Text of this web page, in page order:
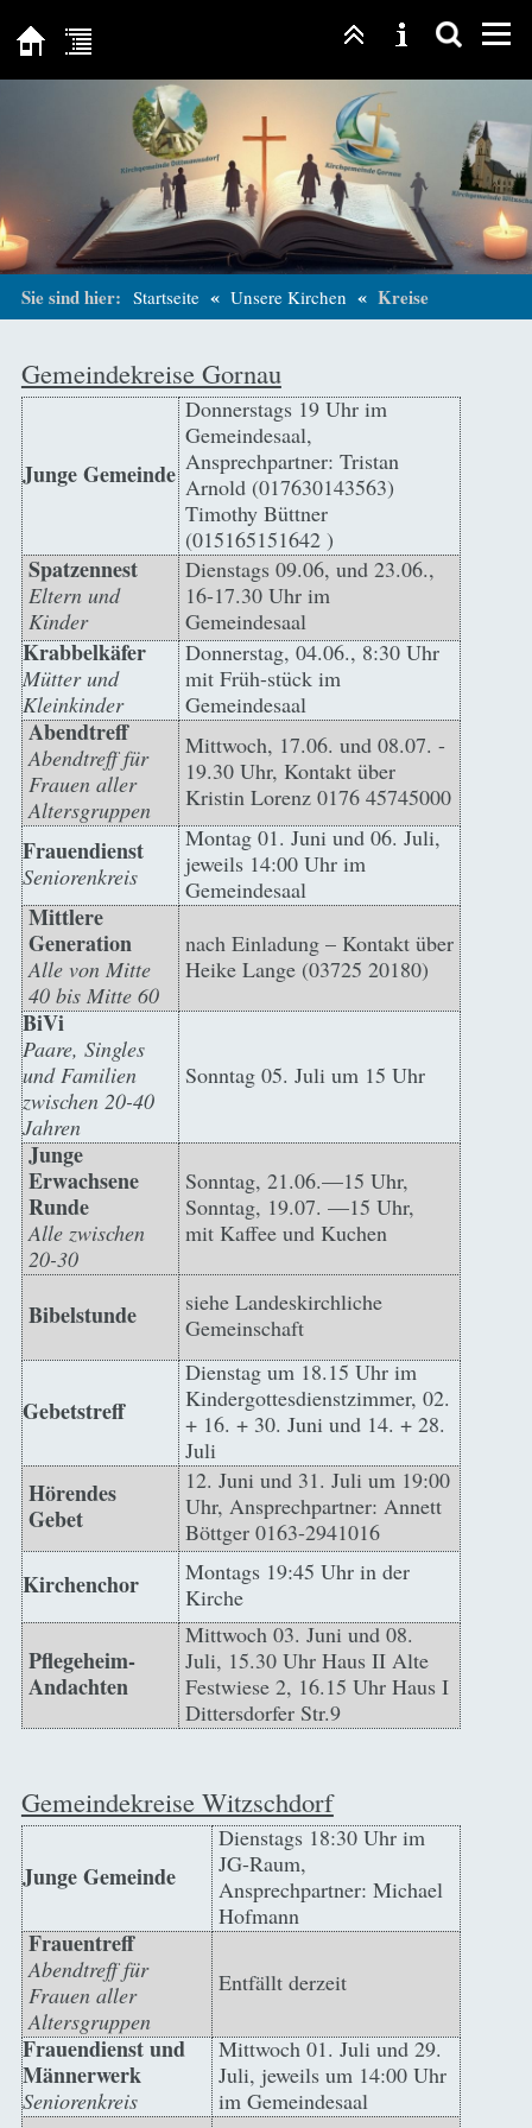
Sie sind hier: Startseite « Unsere Kirchen « Kreise
Gemeindekreise Gornau
Junge Gemeinde
Donnerstags 19 Uhr im
Gemeindesaal,
Ansprechpartner: Tristan
Arnold (017630143563)
Timothy Büttner
(015165151642 )
Spatzennest
Eltern und
Kinder
Dienstags 09.06, und 23.06.,
16-17.30 Uhr im
Gemeindesaal
Krabbelkäfer
Mütter und
Kleinkinder
Donnerstag, 04.06., 8:30 Uhr
mit Früh-stück im
Gemeindesaal
Abendtreff
Abendtreff für
Frauen aller
Altersgruppen
Mittwoch, 17.06. und 08.07. -
19.30 Uhr, Kontakt über
Kristin Lorenz 0176 45745000
Frauendienst
Seniorenkreis
Montag 01. Juni und 06. Juli,
jeweils 14:00 Uhr im
Gemeindesaal
Mittlere
Generation
Alle von Mitte
40 bis Mitte 60
nach Einladung – Kontakt über
Heike Lange (03725 20180)
BiVi
Paare, Singles
und Familien
zwischen 20-40
Jahren
Sonntag 05. Juli um 15 Uhr
Junge
Erwachsene
Runde
Alle zwischen
20-30
Sonntag, 21.06.—15 Uhr,
Sonntag, 19.07. —15 Uhr,
mit Kaffee und Kuchen
Bibelstunde
siehe Landeskirchliche
Gemeinschaft
Gebetstreff
Dienstag um 18.15 Uhr im
Kindergottesdienstzimmer, 02.
+ 16. + 30. Juni und 14. + 28.
Juli
Hörendes
Gebet
12. Juni und 31. Juli um 19:00
Uhr, Ansprechpartner: Annett
Böttger 0163-2941016
Kirchenchor
Montags 19:45 Uhr in der
Kirche
Pflegeheim-
Andachten
Mittwoch 03. Juni und 08.
Juli, 15.30 Uhr Haus II Alte
Festwiese 2, 16.15 Uhr Haus I
Dittersdorfer Str.9
Gemeindekreise Witzschdorf
Junge Gemeinde
Dienstags 18:30 Uhr im
JG-Raum,
Ansprechpartner: Michael
Hofmann
Frauentreff
Abendtreff für
Frauen aller
Altersgruppen
Entfällt derzeit
Frauendienst und
Männerwerk
Seniorenkreis
Mittwoch 01. Juli und 29.
Juli, jeweils um 14:00 Uhr
im Gemeindesaal